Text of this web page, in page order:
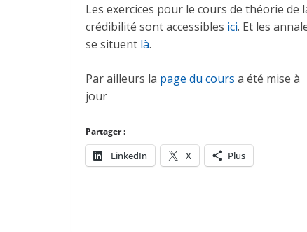
Les exercices pour le cours de théorie de
crédibilité sont accessibles ici. Et les
se situent là.
Par ailleurs la page du cours a été mise à
jour
Partager :
LinkedIn X Plus